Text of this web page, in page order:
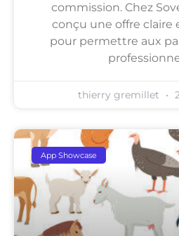
commission. Chez
conçu une offre claire
pour permettre aux
thierry gremillet
App Showcase